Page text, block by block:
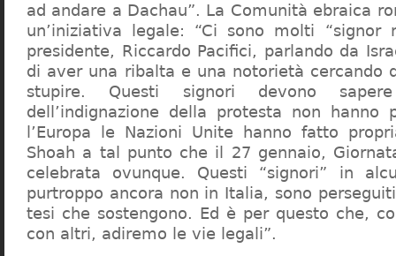
ad andare a Dachau”. La Comunità ebraica
un’iniziativa legale: “Ci sono molti “signor
presidente, Riccardo Pacifici, parlando da
di aver una ribalta e una notorietà cercando
stupire. Questi signori devono
dell’indignazione della protesta non hanno
l’Europa le Nazioni Unite hanno fatto
Shoah a tal punto che il 27 gennaio,
celebrata ovunque. Questi “signori” in
purtroppo ancora non in Italia, sono
tesi che sostengono. Ed è per questo che,
con altri, adiremo le vie legali”.